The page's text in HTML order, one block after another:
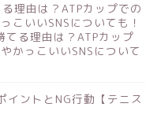
理由は？ATPカップでの
こいいSNSについても！
る理由は？ATPカップ
かっこいいSNSについて
イントとNG行動【テニス